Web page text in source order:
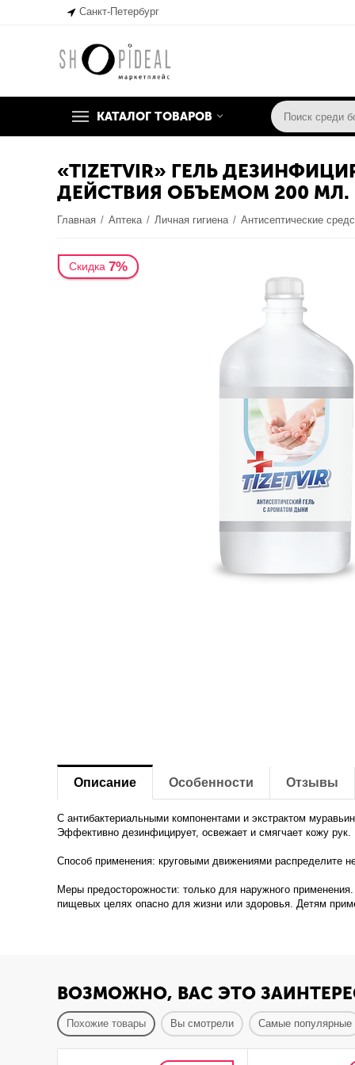
Санкт-Петербург
КАТАЛОГ ТОВАРОВ
«TIZETVIR» ГЕЛЬ
ДЕЙСТВИЯ ОБЪЕМОМ 200 МЛ.
Главная / Аптека / Личная гигиена / Антисептические
Скидка 7%
Описание Особенности Отзывы
С антибактериальными компонентами и экстрактом
Эффективно дезинфицирует, освежает и смягчает кожу
Способ применения: круговыми движениями распределите
Меры предосторожности: только для наружного
пищевых целях опасно для жизни или здоровья. Детям
ВОЗМОЖНО, ВАС ЭТО
Похожие товары Вы смотрели Самые популярные